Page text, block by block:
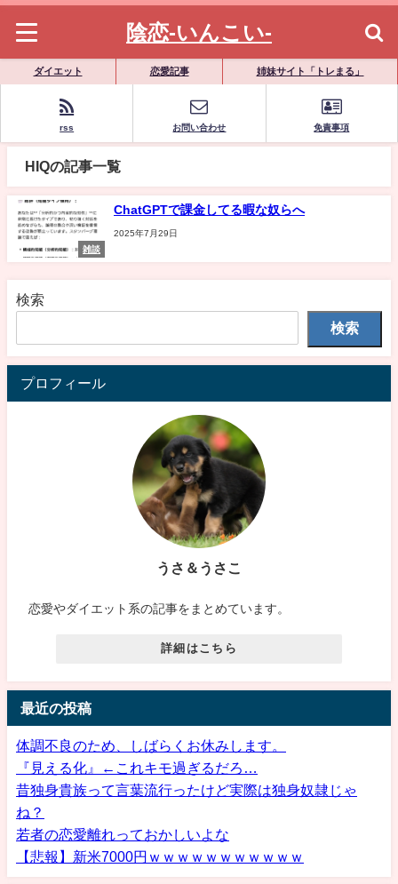
陰恋-いんこい-
ダイエット 恋愛記事 姉妹サイト「トレまる」
rss お問い合わせ 免責事項
HIQの記事一覧
雑談
ChatGPTで課金してる暇な奴らへ
2025年7月29日
検索
検索
プロフィール
うさ＆うさこ
恋愛やダイエット系の記事をまとめています。
詳細はこちら
最近の投稿
体調不良のため、しばらくお休みします。
『見える化』←これキモ過ぎるだろ…
昔独身貴族って言葉流行ったけど実際は独身奴隷じゃ
ね？
若者の恋愛離れっておかしいよな
【悲報】新米7000円ｗｗｗｗｗｗｗｗｗｗｗ